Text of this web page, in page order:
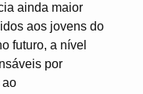
ainda maior
aos jovens do
futuro, a nível
por
ao